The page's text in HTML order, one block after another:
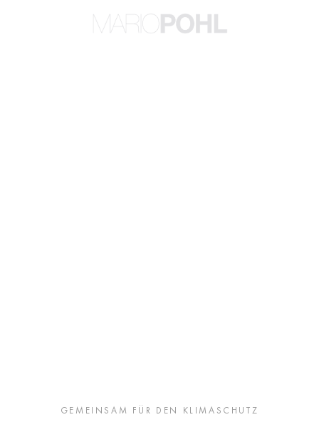
GEMEINSAM FÜR DEN KLIMASCHUTZ